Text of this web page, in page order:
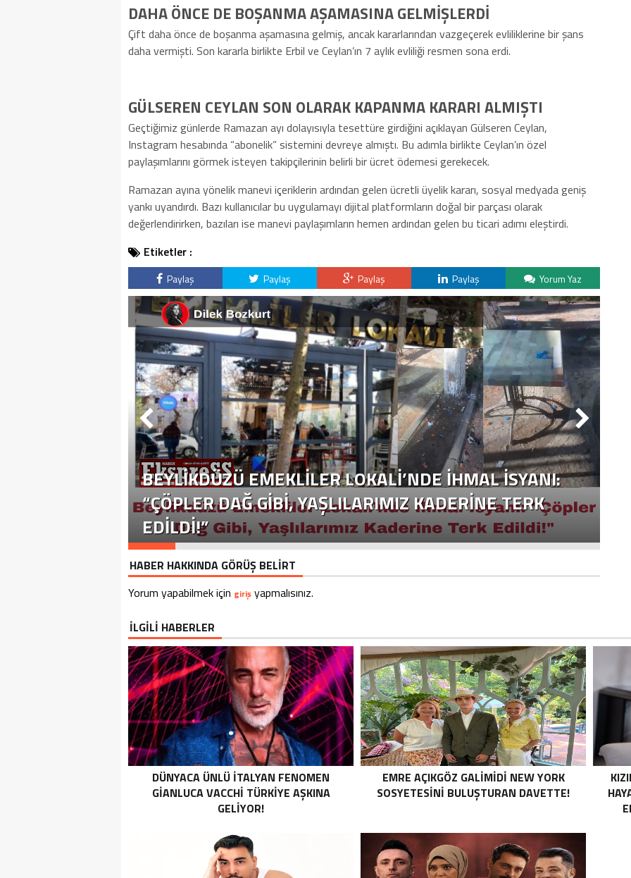
DAHA ÖNCE DE BOŞANMA AŞAMASINA GELMİŞLERDİ
Çift daha önce de boşanma aşamasına gelmiş, ancak kararlarından vazgeçerek evliliklerine bir şans
daha vermişti. Son kararla birlikte Erbil ve Ceylan’ın 7 aylık evliliği resmen sona erdi.
GÜLSEREN CEYLAN SON OLARAK KAPANMA KARARI ALMIŞTI
Geçtiğimiz günlerde Ramazan ayı dolayısıyla tesettüre girdiğini açıklayan Gülseren Ceylan,
Instagram hesabında “abonelik” sistemini devreye almıştı. Bu adımla birlikte Ceylan’ın özel
paylaşımlarını görmek isteyen takipçilerinin belirli bir ücret ödemesi gerekecek.
Ramazan ayına yönelik manevi içeriklerin ardından gelen ücretli üyelik kararı, sosyal medyada geniş
yankı uyandırdı. Bazı kullanıcılar bu uygulamayı dijital platformların doğal bir parçası olarak
değerlendirirken, bazıları ise manevi paylaşımların hemen ardından gelen bu ticari adımı eleştirdi.
Etiketler :
Paylaş Paylaş Paylaş Paylaş Yorum Yaz
BEYLIKDÜZÜ EMEKLILER LOKALI’NDE İHMAL İSYANI:
“ÇÖPLER DAĞ GIBI, YAŞLILARIMIZ KADERINE TERK
EDILDI!”
HABER HAKKINDA GÖRÜŞ BELİRT
Yorum yapabilmek için giriş yapmalısınız.
İLGİLİ HABERLER
DÜNYACA ÜNLÜ İTALYAN FENOMEN
GIANLUCA VACCHI TÜRKIYE AŞKINA
GELIYOR!
EMRE AÇIKGÖZ GALIMIDI NEW YORK
SOSYETESINI BULUŞTURAN DAVETTE!